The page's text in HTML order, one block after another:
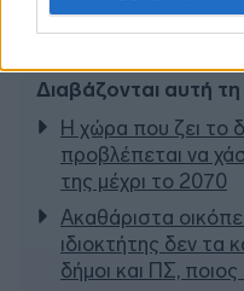
Διαβάζονται αυτή τη
Η χώρα που ζει το
προβλέπεται να
της μέχρι το 2070
Ακαθάριστα
ιδιοκτήτης δεν τα
δήμοι και ΠΣ,